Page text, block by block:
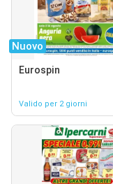
Nuovo
Eurospin
Valido per 2 giorni